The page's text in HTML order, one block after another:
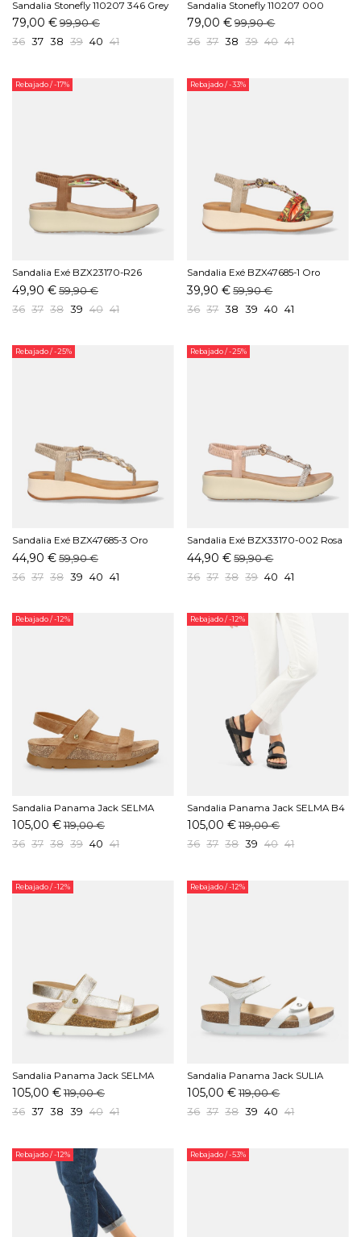
Sandalia Stonefly 110207 346 Grey
79,00 €99,90 €
36 37 38 39 40 41
Sandalia Stonefly 110207 000
Negro
79,00 € 99,90 €
36 37 38 39 40 41
Rebajado/ -17%
Sandalia Exé BZX23170-R26
Marrón
49,90 €59,90 €
36 37 38 39 40 41
Rebajado/ -33%
Sandalia Exé BZX47685-1 Oro
39,90 € 59,90 €
36 37 38 39 40 41
Rebajado/ -25%
Sandalia Exé BZX47685-3 Oro
44,90 €59,90 €
36 37 38 39 40 41
Rebajado/ -25%
Sandalia Exé BZX33170-002 Rosa
44,90 € 59,90 €
36 37 38 39 40 41
Rebajado/ -12%
Sandalia Panama Jack SELMA
B10 Cuero
105,00 €119,00 €
36 37 38 39 40 41
Rebajado/ -12%
Sandalia Panama Jack SELMA B4
Negro
105,00 € 119,00 €
36 37 38 39 40 41
Rebajado/ -12%
Sandalia Panama Jack SELMA
SHINE B1 Oro
105,00 €119,00 €
36 37 38 39 40 41
Rebajado/ -12%
Sandalia Panama Jack SULIA
BASICS Blanco
105,00 € 119,00 €
36 37 38 39 40 41
Rebajado/ -12% Rebajado/ -53%